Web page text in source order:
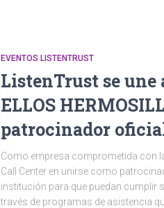
EVENTOS LISTENTRUST
ListenTrust se une
ELLOS
patrocinador
Como empresa comprometida con
Call Center en unirse como
institución para que puedan cumplir
través de programas de asistencia